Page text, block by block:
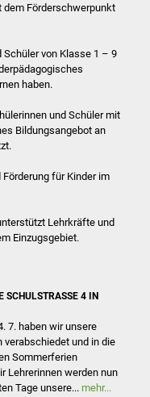
dem Förderschwerpunkt
Schüler von Klasse 1 – 9
haben.
und Schüler mit
Bildungsangebot an
für Kinder im
Lehrkräfte und
Einzugsgebiet.
4 IN S
7. haben wir unsere
verabschiedet und in die
Sommerferien
Lehrerinnen werden nun
Tage unsere... mehr...